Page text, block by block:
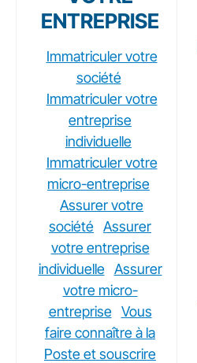
ENTREPRISE
Immatriculer votre
société
Immatriculer votre
entreprise
individuelle
Immatriculer votre
micro-entreprise
Assurer votre
société Assurer
votre entreprise
individuelle Assurer
votre micro-
entreprise Vous
faire connaître à la
Poste et souscrire